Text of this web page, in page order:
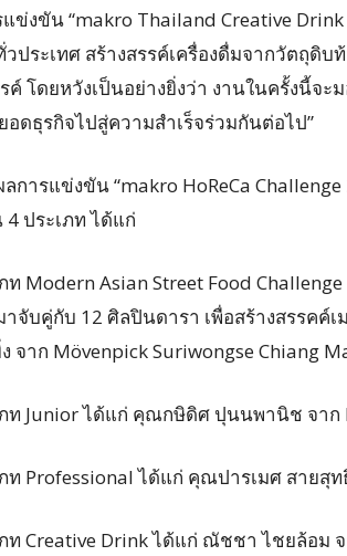
ข่งขัน “makro Thailand Creative
ประเทศ สร้างสรรค์เครื่องดื่มจากวัตถุดิ
ค์ โดยหวังเป็นอย่างยิ่งว่า งานในครั้งนี้จ
ดธุรกิจไปสู่ความสำเร็จร่วมกันต่อไป”
การแข่งขัน “makro HoReCa
4 ประเภท ได้แก่
ท Modern Asian Street Food
าจับคู่กับ 12 ศิลปินดารา เพื่อสร้างสรรค
จาก Mövenpick Suriwongse Chiang
ภท Junior ได้แก่ คุณกษิดิศ ปุนนพานิช จาก
ท Professional ได้แก่ คุณปารเมศ สายสุ
ท Creative Drink ได้แก่ ณัชชา ไชยล้อม จ